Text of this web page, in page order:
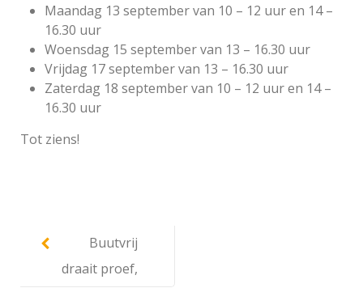
Maandag 13 september van 10 – 12 uur en 14 –
16.30 uur
Woensdag 15 september van 13 – 16.30 uur
Vrijdag 17 september van 13 – 16.30 uur
Zaterdag 18 september van 10 – 12 uur en 14 –
16.30 uur
Tot ziens!
navigation
Buutvrij
draait proef,